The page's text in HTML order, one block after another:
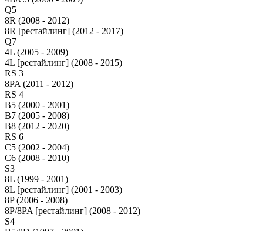
Q5
8R (2008 - 2012)
8R [рестайлинг] (2012 - 2017)
Q7
4L (2005 - 2009)
4L [рестайлинг] (2008 - 2015)
RS 3
8PA (2011 - 2012)
RS 4
B5 (2000 - 2001)
B7 (2005 - 2008)
B8 (2012 - 2020)
RS 6
C5 (2002 - 2004)
C6 (2008 - 2010)
S3
8L (1999 - 2001)
8L [рестайлинг] (2001 - 2003)
8P (2006 - 2008)
8P/8PA [рестайлинг] (2008 - 2012)
S4